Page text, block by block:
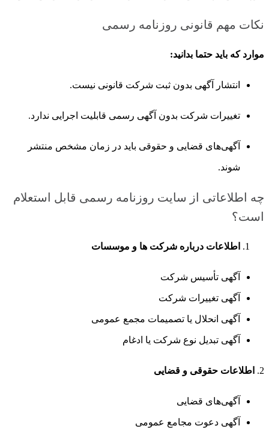
نکات مهم قانونی روزنامه رسمی
موارد که باید حتما بدانید:
انتشار آگهی بدون ثبت شرکت قانونی نیست.
تغییرات شرکت بدون آگهی رسمی قابلیت اجرایی ندارد.
آگهی‌های قضایی و حقوقی باید در زمان مشخص منتشر
شوند.
چه اطلاعاتی از سایت روزنامه رسمی قابل استعلام
است؟
اطلاعات درباره شرکت ها و موسسات
آگهی تأسیس شرکت
آگهی تغییرات شرکت
آگهی انحلال یا تصمیمات مجمع عمومی
آگهی تبدیل نوع شرکت یا ادغام
2. اطلاعات حقوقی و قضایی
آگهی‌های قضایی
آگهی دعوت مجامع عمومی